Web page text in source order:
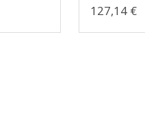
127,14 €